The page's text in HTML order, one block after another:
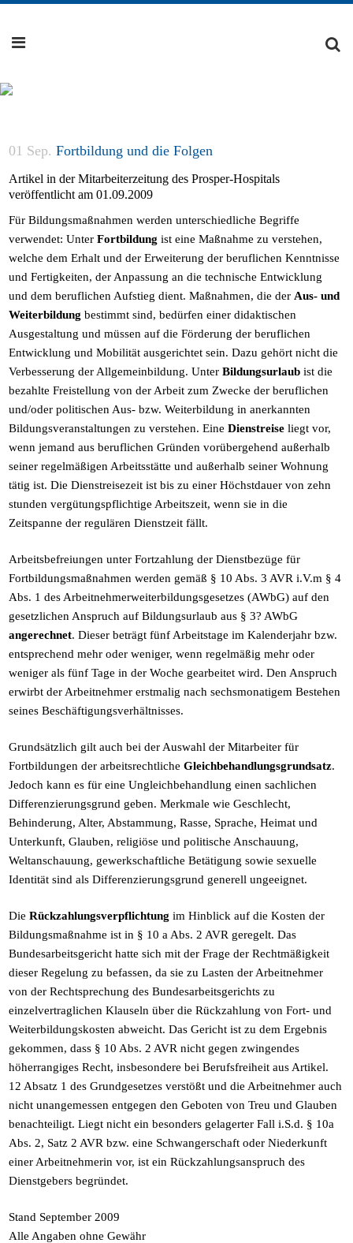
01 Sep. Fortbildung und die Folgen
Artikel in der Mitarbeiterzeitung des Prosper-Hospitals
veröffentlicht am 01.09.2009
Für Bildungsmaßnahmen werden unterschiedliche Begriffe
verwendet: UnterFortbildungist eine Maßnahme zu verstehen,
welche dem Erhalt und der Erweiterung der beruflichen Kenntnisse
und Fertigkeiten, der Anpassung an die technische Entwicklung
und dem beruflichen Aufstieg dient. Maßnahmen, die der Aus- und
Weiterbildung bestimmt sind, bedürfen einer didaktischen
Ausgestaltung und müssen auf die Förderung der beruflichen
Entwicklung und Mobilität ausgerichtet sein. Dazu gehört nicht die
Verbesserung der Allgemeinbildung. UnterBildungsurlaubist die
bezahlte Freistellung von der Arbeit zum Zwecke der beruflichen
und/oder politischen Aus- bzw. Weiterbildung in anerkannten
Bildungsveranstaltungen zu verstehen. EineDienstreiseliegt vor,
wenn jemand aus beruflichen Gründen vorübergehend außerhalb
seiner regelmäßigen Arbeitsstätte und außerhalb seiner Wohnung
tätig ist. Die Dienstreisezeit ist bis zu einer Höchstdauer von zehn
stunden vergütungspflichtige Arbeitszeit, wenn sie in die
Zeitspanne der regulären Dienstzeit fällt.
Arbeitsbefreiungen unter Fortzahlung der Dienstbezüge für
Fortbildungsmaßnahmen werden gemäß § 10 Abs. 3 AVR i.V.m § 4
Abs. 1 des Arbeitnehmerweiterbildungsgesetzes (AWbG) auf den
gesetzlichen Anspruch auf Bildungsurlaub aus § 3? AWbG
angerechnet. Dieser beträgt fünf Arbeitstage im Kalenderjahr bzw.
entsprechend mehr oder weniger, wenn regelmäßig mehr oder
weniger als fünf Tage in der Woche gearbeitet wird. Den Anspruch
erwirbt der Arbeitnehmer erstmalig nach sechsmonatigem Bestehen
seines Beschäftigungsverhältnisses.
Grundsätzlich gilt auch bei der Auswahl der Mitarbeiter für
Fortbildungen der arbeitsrechtlicheGleichbehandlungsgrundsatz.
Jedoch kann es für eine Ungleichbehandlung einen sachlichen
Differenzierungsgrund geben. Merkmale wie Geschlecht,
Behinderung, Alter, Abstammung, Rasse, Sprache, Heimat und
Unterkunft, Glauben, religiöse und politische Anschauung,
Weltanschauung, gewerkschaftliche Betätigung sowie sexuelle
Identität sind als Differenzierungsgrund generell ungeeignet.
DieRückzahlungsverpflichtungim Hinblick auf die Kosten der
Bildungsmaßnahme ist in § 10 a Abs. 2 AVR geregelt. Das
Bundesarbeitsgericht hatte sich mit der Frage der Rechtmäßigkeit
dieser Regelung zu befassen, da sie zu Lasten der Arbeitnehmer
von der Rechtsprechung des Bundesarbeitsgerichts zu
einzelvertraglichen Klauseln über die Rückzahlung von Fort- und
Weiterbildungskosten abweicht. Das Gericht ist zu dem Ergebnis
gekommen, dass § 10 Abs. 2 AVR nicht gegen zwingendes
höherrangiges Recht, insbesondere bei Berufsfreiheit aus Artikel.
12 Absatz 1 des Grundgesetzes verstößt und die Arbeitnehmer auch
nicht unangemessen entgegen den Geboten von Treu und Glauben
benachteiligt. Liegt nicht ein besonders gelagerter Fall i.S.d. § 10a
Abs. 2, Satz 2 AVR bzw. eine Schwangerschaft oder Niederkunft
einer Arbeitnehmerin vor, ist ein Rückzahlungsanspruch des
Dienstgebers begründet.
Stand September 2009
Alle Angaben ohne Gewähr